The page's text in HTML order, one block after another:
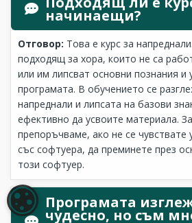
начинаещи?
Отговор: Това е курс за
подходящ за хора, които не са
или им липсват основни познания и
програмата. В обучението се
напреднали и липсата на базови
ефективно да усвоите материала.
препоръчваме, ако не се чувствате
със софтуера, да преминете през
този софтуер.
Програмата
чудесно, но съм
НАСТРОЙКИ НА